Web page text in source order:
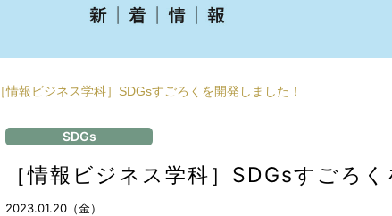
［情報ビジネス学科］SDGsすごろくを開発しました！
SDGs
［情報ビジネス学科］SDGsすごろく
2023.01.20（金）